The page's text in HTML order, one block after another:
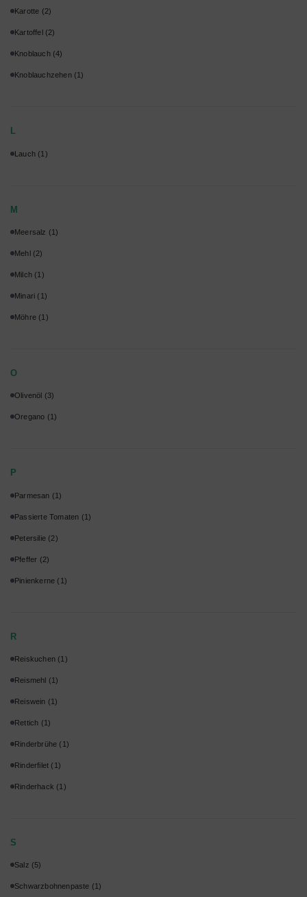
Karotte (2)
Kartoffel (2)
Knoblauch (4)
Knoblauchzehen (1)
L
Lauch (1)
M
Meersalz (1)
Mehl (2)
Milch (1)
Minari (1)
Möhre (1)
O
Olivenöl (3)
Oregano (1)
P
Parmesan (1)
Passierte Tomaten (1)
Petersilie (2)
Pfeffer (2)
Pinienkerne (1)
R
Reiskuchen (1)
Reismehl (1)
Reiswein (1)
Rettich (1)
Rinderbrühe (1)
Rinderfilet (1)
Rinderhack (1)
S
Salz (5)
Schwarzbohnenpaste (1)